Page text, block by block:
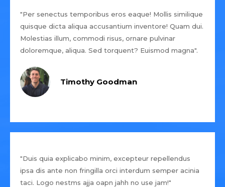
"Per senectus temporibus eros eaque! Mollis similique
quisque dicta aliqua accusantium inventore! Quam dui.
Molestias illum, commodi risus, ornare pulvinar
doloremque, aliqua. Sed torquent? Euismod magna".
Timothy Goodman
"Duis quia explicabo minim, excepteur repellendus
ipsa dis ante non fringilla orci interdum semper acinia
taci. Logo nestms ajja oapn jahh no use jam!"